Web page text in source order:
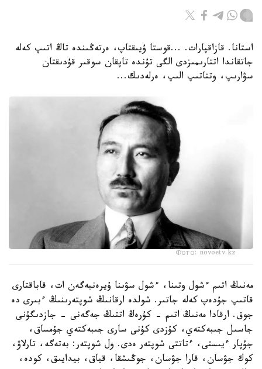
استانا. قازاقپارات. ...قوستا ۇيىقتاپ، ەرتەڭىندە تاڭ اتىپ كەلە
جاتقاندا اتتارىمىزدى الگى تۇندە تاپقان سوقىر قۇدىقتان
سۋارىپ، وتتاتىپ الىپ، ەرلەدىك...
Фото: novoetv.kz
مەنىڭ اتىم ءشول وتىنا، ءشول سۋىنا ۇيرەنبەگەن ات، قاباقتارى
قاتىپ جۇدەپ كەلە جاتىر. شولدە ارقانىڭ شوپتەرىنىڭ ءبىرى دە
جوق. ارقادا مەنىڭ اتىم - كۇرەڭ اتتىڭ جەگەنى - جازدىگۇنى
جاسىل جىبەكتەي، كۇزدى كۇنى سارى جىبەكتەي جۇمساق،
جۇپار ءيىستى، ءتاتتى شوپتەر ەدى. ول شوپتەر: بەتەگە، تارلاۋ،
كوك جۋسان، قارا جۋسان، جوڭىشقا، قياق، بيدايىق، كودە،